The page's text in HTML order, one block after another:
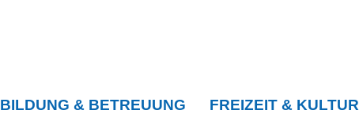
BILDUNG & BETREUUNG FREIZEIT & KULTUR